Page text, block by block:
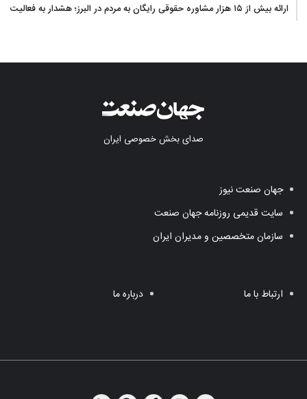
ارائه بیش از ۱۵ هزار مشاوره حقوقی رایگان به مردم در البرز؛ هشدار به فعالیت
صدای بخش خصوصی ایران
جهان صنعت نیوز
سایت قدیمی روزنامه جهان صنعت
سازمان متخصصین و مدیران ایران
ارتباط با ما درباره ما